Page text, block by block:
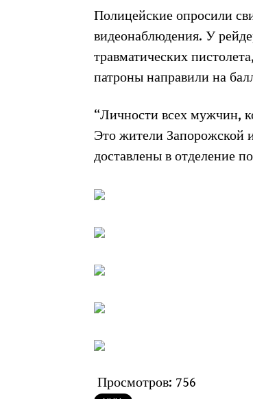
Полицейские опросили
видеонаблюдения. У
травматических
патроны направили на
“Личности всех мужчин,
Это жители Запорожской
доставлены в отделение
Просмотров: 756